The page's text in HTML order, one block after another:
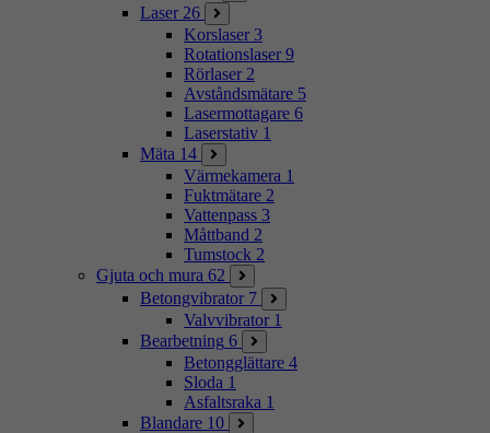
Laser 26
Korslaser 3
Rotationslaser 9
Rörlaser 2
Avståndsmätare 5
Lasermottagare 6
Laserstativ 1
Mäta 14
Värmekamera 1
Fuktmätare 2
Vattenpass 3
Måttband 2
Tumstock 2
Gjuta och mura 62
Betongvibrator 7
Valvvibrator 1
Bearbetning 6
Betongglättare 4
Sloda 1
Asfaltsraka 1
Blandare 10